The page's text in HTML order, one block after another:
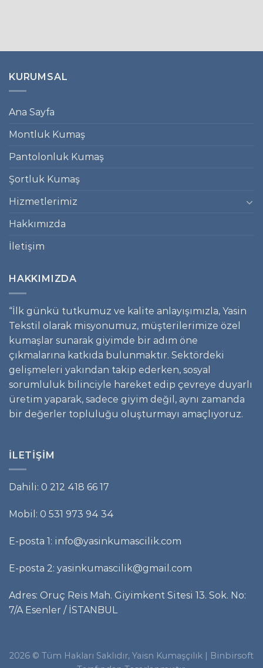
KURUMSAL
Ana Sayfa
Montluk Kumaş
Pantolonluk Kumaş
Şortluk Kumaş
Hizmetlerimiz
Hakkımızda
İletişim
HAKKIMIZDA
“İlk günkü tutkumuz ve kalite anlayışımızla, Yasin
Tekstil olarak misyonumuz, müşterilerimize özel
kumaşlar sunarak giyimde bir adım öne
çıkmalarına katkıda bulunmaktır. Sektördeki
gelişmeleri yakından takip ederken, sosyal
sorumluluk bilinciyle hareket edip çevreye duyarlı
üretim yaparak, sadece giyim değil, aynı zamanda
bir değerler topluluğu oluşturmayı amaçlıyoruz.
İLETIŞIM
Dahili: 0 212 418 66 17
Mobil: 0 531 973 94 34
E-posta 1: info@yasinkumascilik.com
E-posta 2: yasinkumascilik@gmail.com
Adres: Oruç Reis Mah. Giyimkent Sitesi 13. Sok. No:
7/A Esenler / İSTANBUL
2026 © Tüm Hakları Saklıdır, Yaisn Kumaşçılık |
Binbirsoft